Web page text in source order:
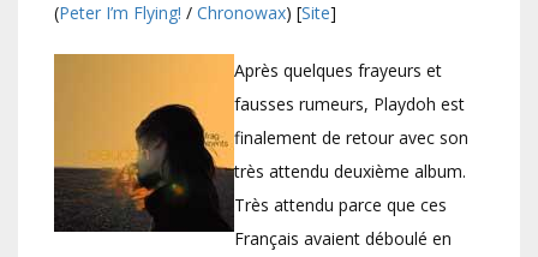
(Peter I’m Flying! / Chronowax) [Site]
Après quelques frayeurs et
fausses rumeurs, Playdoh est
finalement de retour avec son
très attendu deuxième album.
Très attendu parce que ces
Français avaient déboulé en